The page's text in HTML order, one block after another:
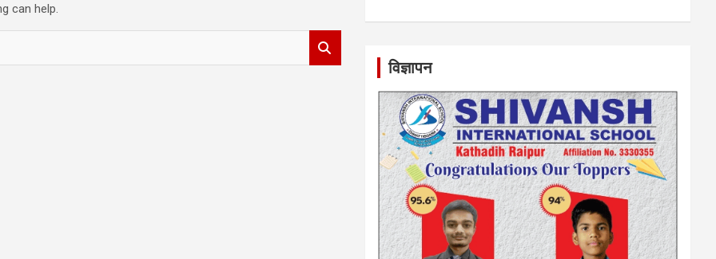
can help.
विज्ञापन